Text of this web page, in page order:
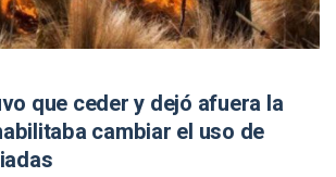
que ceder y dejó afuera la
cambiar el uso de